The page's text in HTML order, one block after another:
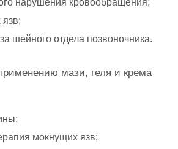
шейного отдела позвоночника.
мази, геля и крема
мокнущих язв;